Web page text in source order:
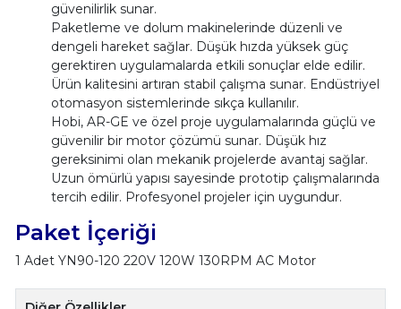
güvenilirlik sunar.
Paketleme ve dolum makinelerinde düzenli ve
dengeli hareket sağlar. Düşük hızda yüksek güç
gerektiren uygulamalarda etkili sonuçlar elde edilir.
Ürün kalitesini artıran stabil çalışma sunar. Endüstriyel
otomasyon sistemlerinde sıkça kullanılır.
Hobi, AR-GE ve özel proje uygulamalarında güçlü ve
güvenilir bir motor çözümü sunar. Düşük hız
gereksinimi olan mekanik projelerde avantaj sağlar.
Uzun ömürlü yapısı sayesinde prototip çalışmalarında
tercih edilir. Profesyonel projeler için uygundur.
Paket İçeriği
1 Adet YN90-120 220V 120W 130RPM AC Motor